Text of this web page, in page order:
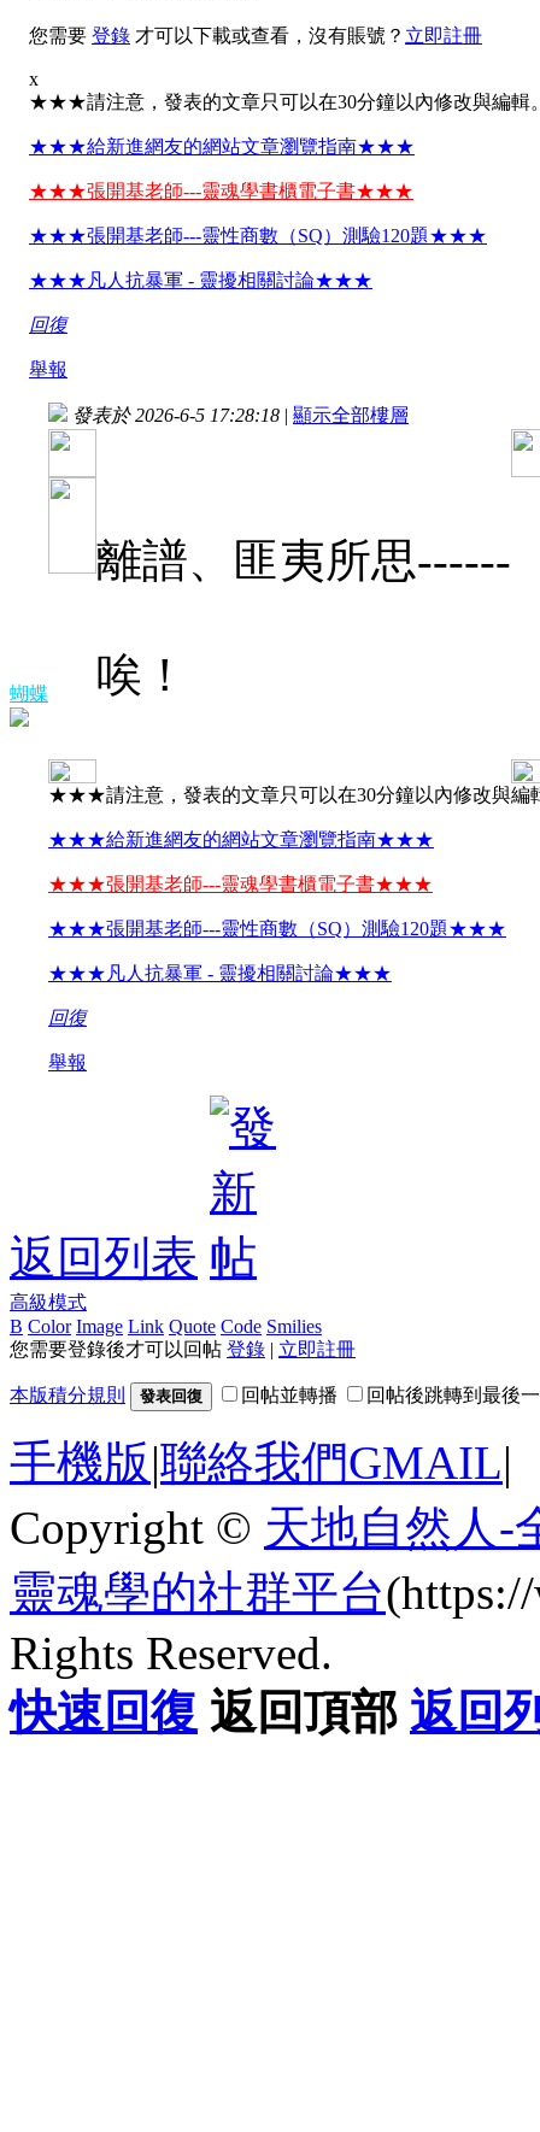
您需要 登錄 才可以下載或查看，沒有賬號？ 立即註冊
x
★★★請注意，發表的文章只可以在30分鐘以內修改與編
★★★給新進網友的網站文章瀏覽指南★★★
★★★張開基老師---靈魂學書櫃電子書★★★
★★★張開基老師---靈性商數（SQ）測驗120題★★★
★★★凡人抗暴軍 - 靈擾相關討論★★★
回復
舉報
蝴蝶
發表於 2026-6-5 17:28:18 | 顯示全部樓層
離譜、匪夷所思------
唉！
★★★請注意，發表的文章只可以在30分鐘以內修改與
★★★給新進網友的網站文章瀏覽指南★★★
★★★張開基老師---靈魂學書櫃電子書★★★
★★★張開基老師---靈性商數（SQ）測驗120題★★★
★★★凡人抗暴軍 - 靈擾相關討論★★★
回復
舉報
返回列表
高級模式
B Color Image Link Quote Code Smilies
您需要登錄後才可以回帖 登錄 | 立即註冊
本版積分規則 發表回復 回帖並轉播 回帖後跳轉到最後
手機版|聯絡我們GMAIL|
Copyright © 天地自然人-
靈魂學的社群平台
Rights Reserved.
快速回復 返回頂部 返回